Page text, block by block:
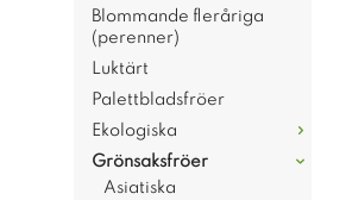
Blommande fleråriga
(perenner)
Luktärt
Palettbladsfröer
Ekologiska
Grönsaksfröer
Asiatiska